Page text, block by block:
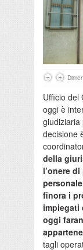
Ufficio del
oggi è
giudiziaria
decisione
della
l’onere
finora i
impiegati
oggi
tagli